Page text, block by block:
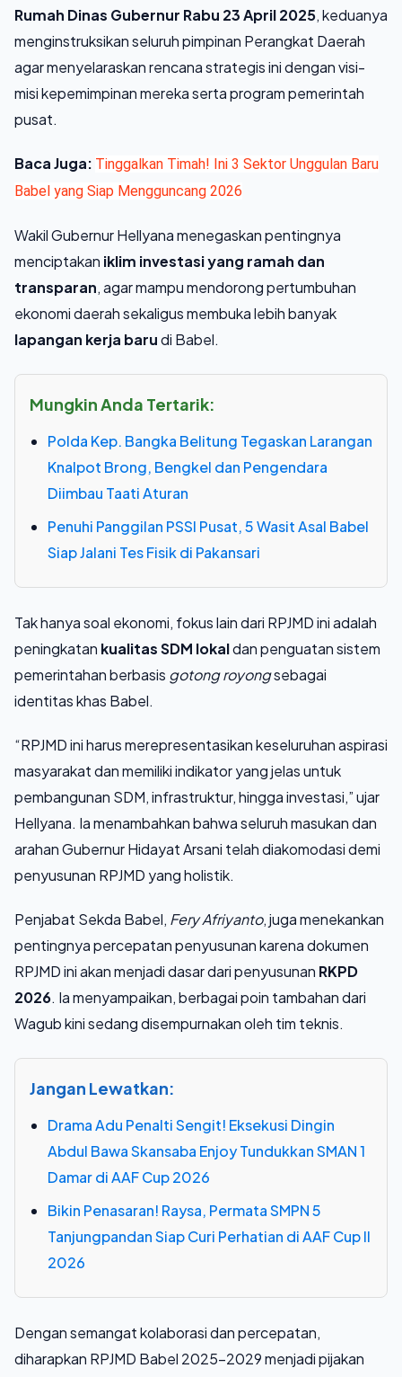
Rumah Dinas Gubernur Rabu 23 April 2025, keduanya
menginstruksikan seluruh pimpinan Perangkat Daerah
agar menyelaraskan rencana strategis ini dengan visi-
misi kepemimpinan mereka serta program pemerintah
pusat.
Baca Juga: Tinggalkan Timah! Ini 3 Sektor Unggulan Baru
Babel yang Siap Mengguncang 2026
Wakil Gubernur Hellyana menegaskan pentingnya
menciptakan iklim investasi yang ramah dan
transparan, agar mampu mendorong pertumbuhan
ekonomi daerah sekaligus membuka lebih banyak
lapangan kerja barudi Babel.
Mungkin Anda Tertarik:
Polda Kep. Bangka Belitung Tegaskan Larangan
Knalpot Brong, Bengkel dan Pengendara
Diimbau Taati Aturan
Penuhi Panggilan PSSI Pusat, 5 Wasit Asal Babel
Siap Jalani Tes Fisik di Pakansari
Tak hanya soal ekonomi, fokus lain dari RPJMD ini adalah
peningkatan kualitas SDM lokaldan penguatan sistem
pemerintahan berbasis gotong royongsebagai
identitas khas Babel.
“RPJMD ini harus merepresentasikan keseluruhan aspirasi
masyarakat dan memiliki indikator yang jelas untuk
pembangunan SDM, infrastruktur, hingga investasi,” ujar
Hellyana. Ia menambahkan bahwa seluruh masukan dan
arahan Gubernur Hidayat Arsani telah diakomodasi demi
penyusunan RPJMD yang holistik.
Penjabat Sekda Babel, Fery Afriyanto, juga menekankan
pentingnya percepatan penyusunan karena dokumen
RPJMD ini akan menjadi dasar dari penyusunan RKPD
2026. Ia menyampaikan, berbagai poin tambahan dari
Wagub kini sedang disempurnakan oleh tim teknis.
Jangan Lewatkan:
Drama Adu Penalti Sengit! Eksekusi Dingin
Abdul Bawa Skansaba Enjoy Tundukkan SMAN 1
Damar di AAF Cup 2026
Bikin Penasaran! Raysa, Permata SMPN 5
Tanjungpandan Siap Curi Perhatian di AAF Cup II
2026
Dengan semangat kolaborasi dan percepatan,
diharapkan RPJMD Babel 2025-2029 menjadi pijakan